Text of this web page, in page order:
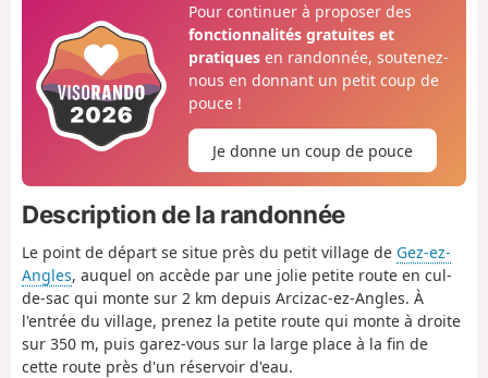
Pour continuer à proposer des
fonctionnalités gratuites et
pratiquesen randonnée, soutenez-
nous en donnant un petit coup de
pouce !
Je donne un coup de pouce
Description de la randonnée
Le point de départ se situe près du petit village de Gez-ez-
Angles, auquel on accède par une jolie petite route en cul-
de-sac qui monte sur 2 km depuis Arcizac-ez-Angles. À
l'entrée du village, prenez la petite route qui monte à droite
sur 350 m, puis garez-vous sur la large place à la fin de
cette route près d'un réservoir d'eau.